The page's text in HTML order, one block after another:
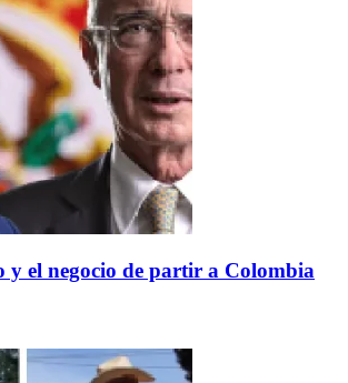
y el negocio de partir a Colombia